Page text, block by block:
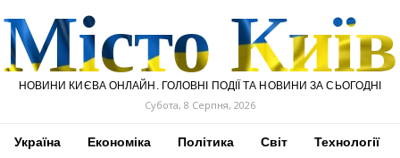
Місто Київ
НОВИНИ КИЄВА ОНЛАЙН. ГОЛОВНІ ПОДІЇ ТА НОВИНИ ЗА СЬОГОДНІ
Субота, 8 Серпня, 2026
Україна Економіка Політика Світ Технології